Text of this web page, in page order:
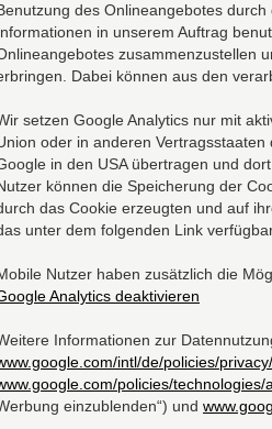
des Onlineangebotes
in unserem Auftrag
zusammenzustellen
Dabei können aus den
setzen Google Analytics nur mit
oder in anderen
in den USA übertragen und
können die Speicherung der
das Cookie erzeugten und auf
unter dem folgenden Link
Nutzer haben zusätzlich die
Analytics deaktivieren
Informationen zur
intl/de/policies/
policies/technologies/
einzublenden“) und